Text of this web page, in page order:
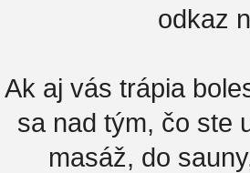
odkaz
Ak aj vás trápia
sa nad tým, čo ste
masáž, do